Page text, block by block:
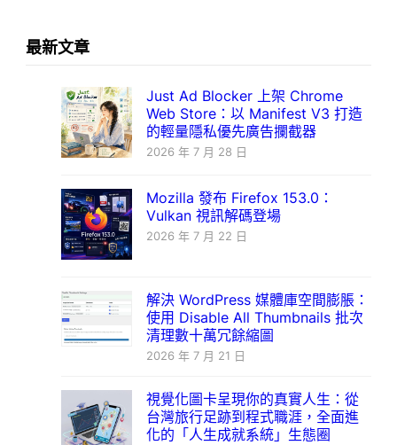
最新文章
Just Ad Blocker 上架 Chrome
Web Store：以 Manifest V3 打造
的輕量隱私優先廣告攔截器
2026 年 7 月 28 日
Mozilla 發布 Firefox 153.0：
Vulkan 視訊解碼登場
2026 年 7 月 22 日
解決 WordPress 媒體庫空間膨脹：
使用 Disable All Thumbnails 批次
清理數十萬冗餘縮圖
2026 年 7 月 21 日
視覺化圖卡呈現你的真實人生：從
台灣旅行足跡到程式職涯，全面進
化的「人生成就系統」生態圈